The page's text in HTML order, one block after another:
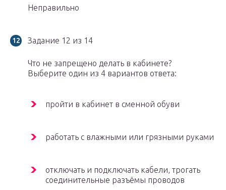
Неправильно
Задание 12 из 14
Что не запрещено делать в кабинете?
Выберите один из 4 вариантов ответа:
пройти в кабинет в сменной обуви
работать с влажными или грязными руками
отключать и подключать кабели, трогать
соединительные разъёмы проводов